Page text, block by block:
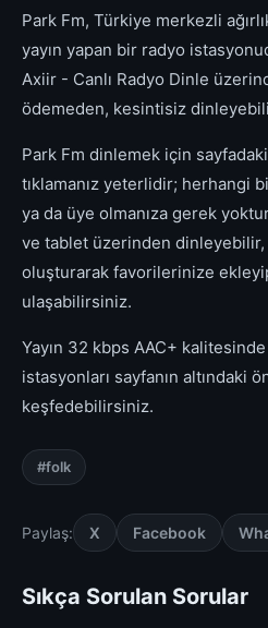
Park Fm, Türkiye merkezli
yayın yapan bir radyo
Axiir - Canlı Radyo Dinle
ödemeden, kesintisiz
Park Fm dinlemek için
tıklamanız yeterlidir; herhangi
ya da üye olmanıza gerek
ve tablet üzerinden
oluşturarak favorilerinize
ulaşabilirsiniz.
Yayın 32 kbps AAC+
istasyonları sayfanın altındaki
keşfedebilirsiniz.
#folk
Paylaş: X Facebook
Sıkça Sorulan Sorular